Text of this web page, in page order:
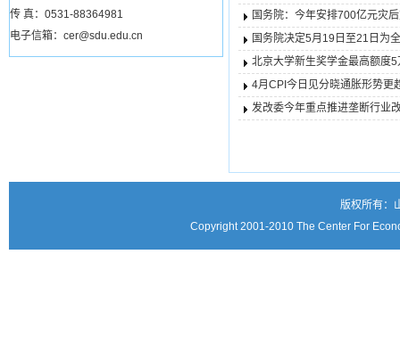
传 真：0531-88364981
电子信箱：cer@sdu.edu.cn
国务院：今年安排700亿元灾
国务院决定5月19日至21日为
北京大学新生奖学金最高额度5
4月CPI今日见分晓通胀形势更
发改委今年重点推进垄断行业
版权所有：
Copyright 2001-2010 The Center For